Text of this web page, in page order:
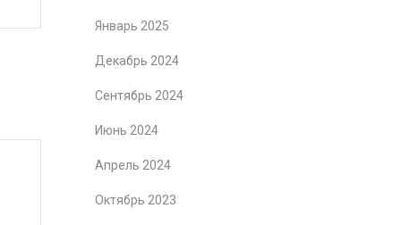
Январь 2025
Декабрь 2024
Сентябрь 2024
Июнь 2024
Апрель 2024
Октябрь 2023